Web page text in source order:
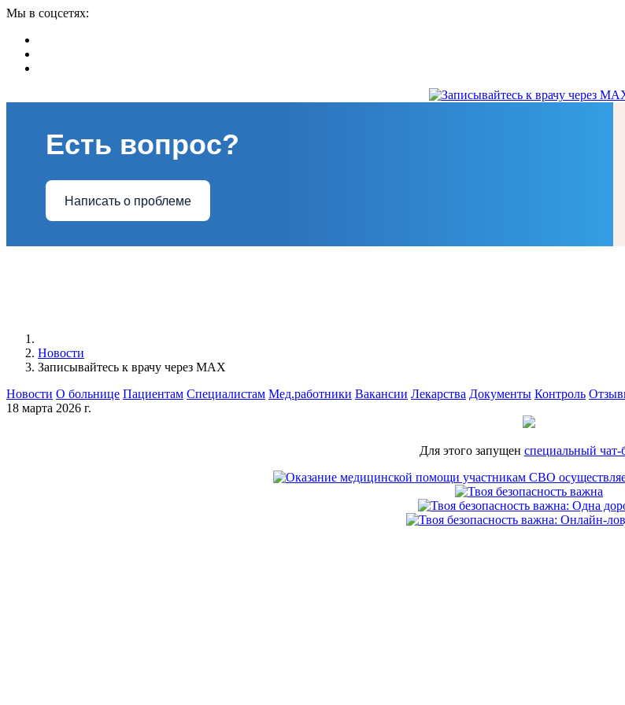
Мы в соцсетях:
Есть вопрос?
Написать о проблеме
Новости
Записывайтесь к врачу через MAX
Новости О больнице Пациентам Специалистам Мед.работники Вакансии Лекарства Документы Контроль
18 марта 2026 г.
Для этого запущен специальный чат-